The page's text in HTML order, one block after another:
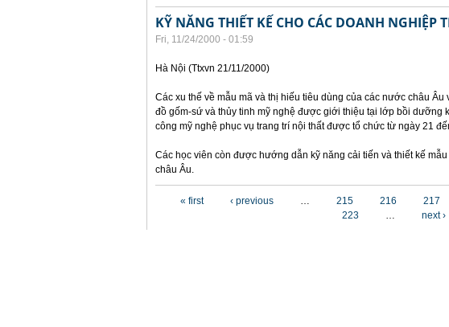
KỸ NĂNG THIẾT KẾ CHO CÁC DOANH NGHIỆP
Fri, 11/24/2000 - 01:59
Hà Nội (Ttxvn 21/11/2000)
Các xu thế về mẫu mã và thị hiếu tiêu dùng của các nước châu
đồ gốm-sứ và thủy tinh mỹ nghệ được giới thiệu tại lớp bồi dưỡng
công mỹ nghệ phục vụ trang trí nội thất được tổ chức từ ngày 21
Các học viên còn được hướng dẫn kỹ năng cải tiến và thiết kế
châu Âu.
« first ‹ previous … 215 216 217
223
… next ›